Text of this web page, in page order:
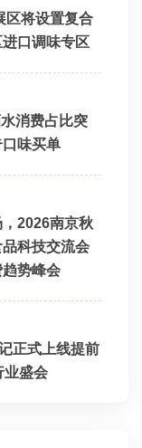
区将设置复合
口调味专区
消费占比突
味买单
2026南京秋
科技交流会
势峰会
正式上线提前
业盛会